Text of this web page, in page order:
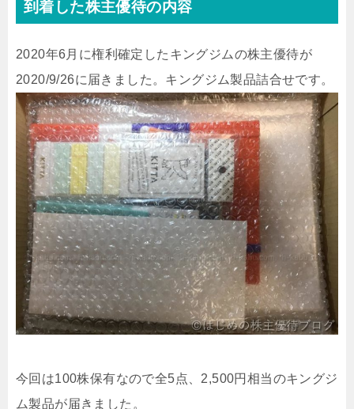
到着した株主優待の内容
2020年6月に権利確定したキングジムの株主優待が
2020/9/26に届きました。キングジム製品詰合せです。
今回は100株保有なので全5点、2,500円相当のキングジ
ム製品が届きました。